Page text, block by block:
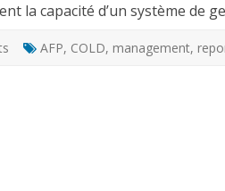
la capacité d’un système de
AFP, COLD, management,